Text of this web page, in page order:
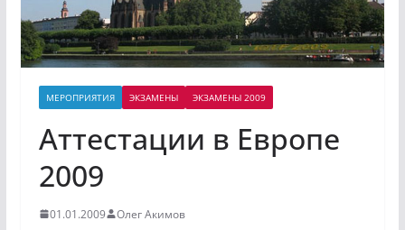
МЕРОПРИЯТИЯ ЭКЗАМЕНЫ ЭКЗАМЕНЫ 2009
Аттестации в Европе
2009
01.01.2009 Олег Акимов